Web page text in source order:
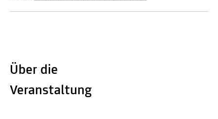
Über die
Veranstaltung